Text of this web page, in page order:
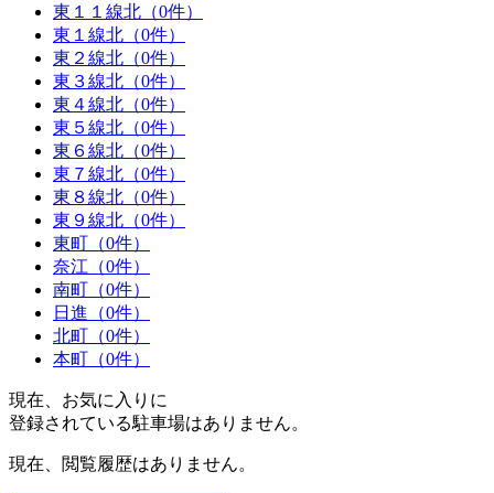
東１１線北（0件）
東１線北（0件）
東２線北（0件）
東３線北（0件）
東４線北（0件）
東５線北（0件）
東６線北（0件）
東７線北（0件）
東８線北（0件）
東９線北（0件）
東町（0件）
奈江（0件）
南町（0件）
日進（0件）
北町（0件）
本町（0件）
現在、お気に入りに
登録されている駐車場はありません。
現在、閲覧履歴はありません。